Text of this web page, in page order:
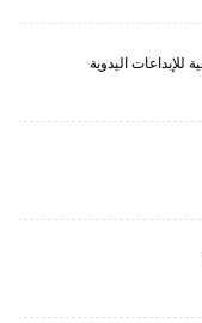
للإبداعات اليدوية